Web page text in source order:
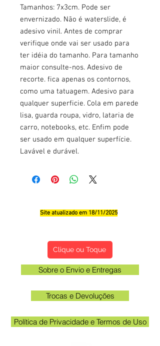
Tamanhos: 7x3cm. Pode ser
envernizado. Não é waterslide, é
adesivo vinil. Antes de comprar
verifique onde vai ser usado para
ter idéia do tamanho. Para tamanho
maior consulte-nos. Adesivo de
recorte. fica apenas os contornos,
como uma tatuagem. Adesivo para
qualquer superficie. Cola em parede
lisa, guarda roupa, vidro, lataria de
carro, notebooks, etc. Enfim pode
ser usado em qualquer superfície.
Lavável e durável.
Site atualizado em 18/11/2025
Clique ou Toque
Sobre o Envio e Entregas
Trocas e Devoluções
Política de Privacidade e Termos de Uso